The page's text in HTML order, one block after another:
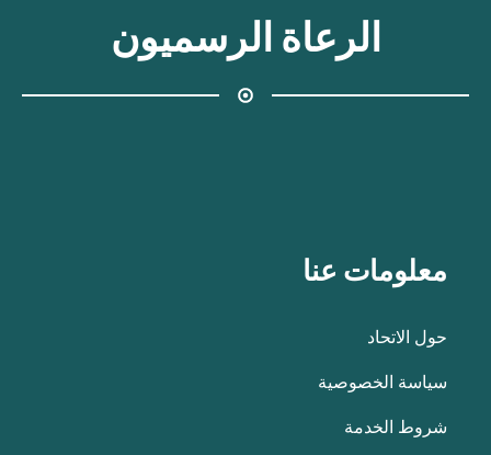
الرعاة الرسميون
معلومات عنا
حول الاتحاد
سياسة الخصوصية
شروط الخدمة